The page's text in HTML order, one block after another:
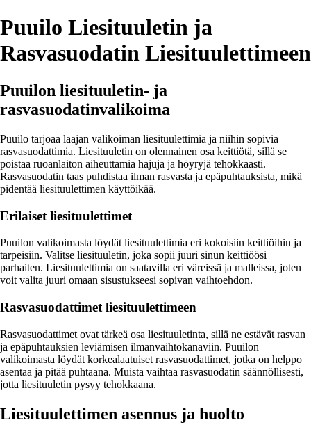
Puuilo Liesituuletin ja
Rasvasuodatin Liesituulettimeen
Puuilon liesituuletin- ja
rasvasuodatinvalikoima
Puuilo tarjoaa laajan valikoiman liesituulettimia ja niihin sopivia
rasvasuodattimia. Liesituuletin on olennainen osa keittiötä, sillä se
poistaa ruoanlaiton aiheuttamia hajuja ja höyryjä tehokkaasti.
Rasvasuodatin taas puhdistaa ilman rasvasta ja epäpuhtauksista, mikä
pidentää liesituulettimen käyttöikää.
Erilaiset liesituulettimet
Puuilon valikoimasta löydät liesituulettimia eri kokoisiin keittiöihin ja
tarpeisiin. Valitse liesituuletin, joka sopii juuri sinun keittiöösi
parhaiten. Liesituulettimia on saatavilla eri väreissä ja malleissa, joten
voit valita juuri omaan sisustukseesi sopivan vaihtoehdon.
Rasvasuodattimet liesituulettimeen
Rasvasuodattimet ovat tärkeä osa liesituuletinta, sillä ne estävät rasvan
ja epäpuhtauksien leviämisen ilmanvaihtokanaviin. Puuilon
valikoimasta löydät korkealaatuiset rasvasuodattimet, jotka on helppo
asentaa ja pitää puhtaana. Muista vaihtaa rasvasuodatin säännöllisesti,
jotta liesituuletin pysyy tehokkaana.
Liesituulettimen asennus ja huolto